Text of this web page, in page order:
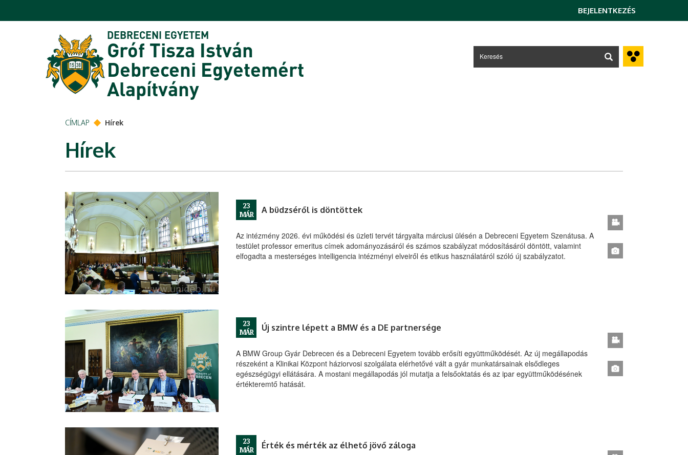
BEJELENTKEZÉS
DEBRECENI EGYETEM
Gróf Tisza István
Debreceni Egyetemért
Alapítvány
CÍMLAP Hírek
Hírek
23
MÁR
A büdzséről is döntöttek
Az intézmény 2026. évi működési és üzleti tervét tárgyalta márciusi ülésén a Debreceni Egyetem Szenátusa. A
testület professor emeritus címek adományozásáról és számos szabályzat módosításáról döntött, valamint
elfogadta a mesterséges intelligencia intézményi elveiről és etikus használatáról szóló új szabályzatot.
23
MÁR
Új szintre lépett a BMW és a DE partnersége
A BMW Group Gyár Debrecen és a Debreceni Egyetem tovább erősíti együttműködését. Az új megállapodás
részeként a Klinikai Központ háziorvosi szolgálata elérhetővé vált a gyár munkatársainak elsődleges
egészségügyi ellátására. A mostani megállapodás jól mutatja a felsőoktatás és az ipar együttműködésének
értékteremtő hatását.
23
MÁR
Érték és mérték az élhető jövő záloga